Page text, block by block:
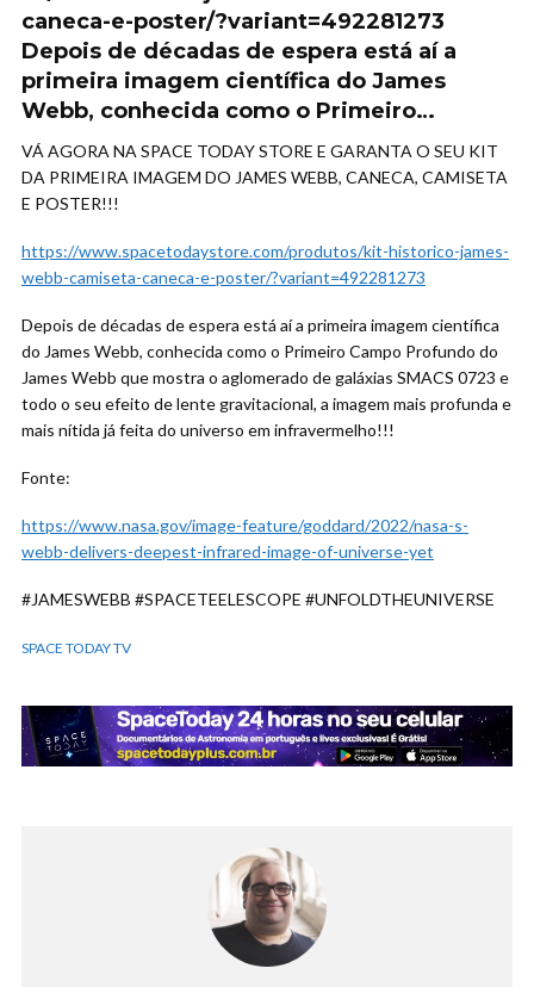
caneca-e-poster/?variant=492281273
Depois de décadas de espera está aí a
primeira imagem científica do James
Webb, conhecida como o Primeiro…
VÁ AGORA NA SPACE TODAY STORE E GARANTA O SEU KIT
DA PRIMEIRA IMAGEM DO JAMES WEBB, CANECA, CAMISETA
E POSTER!!!
https://www.spacetodaystore.com/produtos/kit-historico-james-
webb-camiseta-caneca-e-poster/?variant=492281273
Depois de décadas de espera está aí a primeira imagem científica
do James Webb, conhecida como o Primeiro Campo Profundo do
James Webb que mostra o aglomerado de galáxias SMACS 0723 e
todo o seu efeito de lente gravitacional, a imagem mais profunda e
mais nítida já feita do universo em infravermelho!!!
Fonte:
https://www.nasa.gov/image-feature/goddard/2022/nasa-s-
webb-delivers-deepest-infrared-image-of-universe-yet
#JAMESWEBB #SPACETEELESCOPE #UNFOLDTHEUNIVERSE
SPACE TODAY TV